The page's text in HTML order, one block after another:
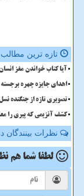
تازه ترین
آیا کتاب خواندن مغز
اهدای جایزه چهره
تصویری تازه از جنگنده
کشف آنزیمی که پیری را
نظرات
لطفا شما هم